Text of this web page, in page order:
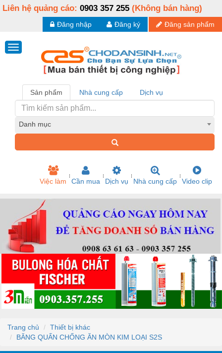
Liên hệ quảng cáo: 0903 357 255 (Không bán hàng)
Đăng sản phẩm
Đăng ký
Đăng nhập
Sản phẩm Nhà cung cấp Dịch vụ
Danh mục
Việc làm Cần mua Dịch vụ Nhà cung cấp Video clip
Trang chủ
Thiết bị khác
BĂNG QUẤN CHỐNG ĂN MÒN KIM LOẠI S2S